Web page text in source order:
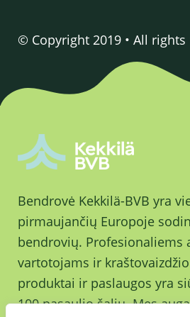
© Copyright 2019 • All rights
Bendrovė Kekkilä-BVB yra
pirmaujančių Europoje
bendrovių. Profesionaliems
vartotojams ir
produktai ir paslaugos yra
100 pasaulio šalių. Mes